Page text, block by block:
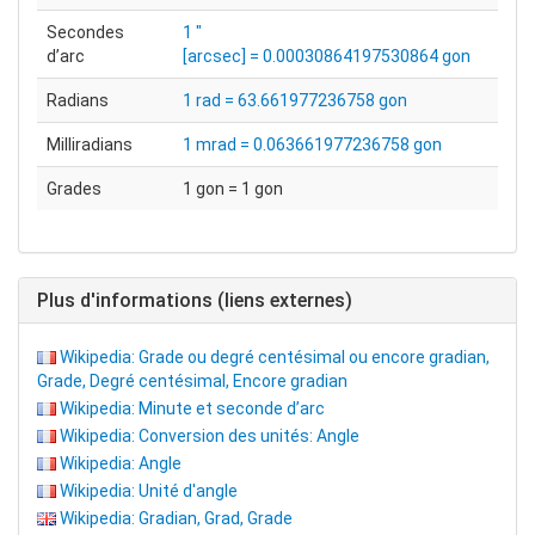
Secondes
d’arc
1 ″
[arcsec] = 0.00030864197530864 gon
Radians 1 rad = 63.661977236758 gon
Milliradians 1 mrad = 0.063661977236758 gon
Grades 1 gon = 1 gon
Plus d'informations (liens externes)
Wikipedia: Grade ou degré centésimal ou encore gradian,
Grade, Degré centésimal, Encore gradian
Wikipedia: Minute et seconde d’arc
Wikipedia: Conversion des unités: Angle
Wikipedia: Angle
Wikipedia: Unité d'angle
Wikipedia: Gradian, Grad, Grade